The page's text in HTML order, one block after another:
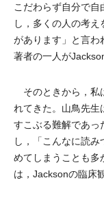
こだわらず自分で
し，多くの人の考
があります」と言わ
著者の一人が
そのときから，私
れてきた。山鳥先生
すこぶる難解であっ
し，「こんなに読
めてしまうことも多
は，Jacksonの臨床